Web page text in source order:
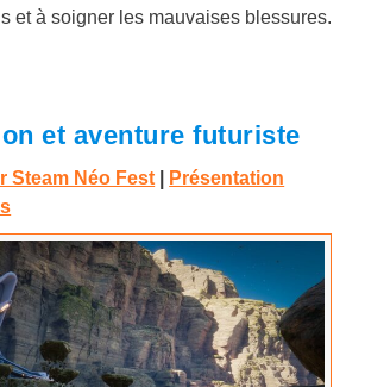
et à soigner les mauvaises blessures.
et aventure futuriste
Steam Néo Fest
Présentation